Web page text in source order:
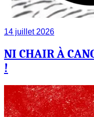
14 juillet 2026
NI CHAIR À
!